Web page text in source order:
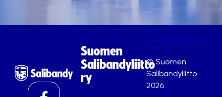
Suomen
Salibandyliitto
ry
© Suomen
Salibandyliitto
2026